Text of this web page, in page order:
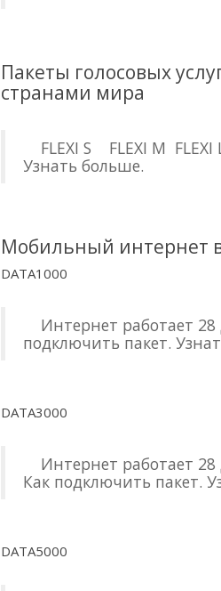
Пакеты голосовых
странами мира
FLEXI S FLEXI M FLEXI
Узнать больше.
Мобильный интернет
DATA1000
Интернет работает 28
подключить пакет.
DATA3000
Интернет работает 28
Как подключить пакет.
DATA5000